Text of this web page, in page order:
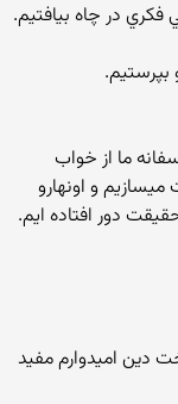
فكري در چاه بيافتيم.
بپرستيم.
ما از خواب
و اونهارو
دور افتاده ايم.
دين اميدوارم مفيد